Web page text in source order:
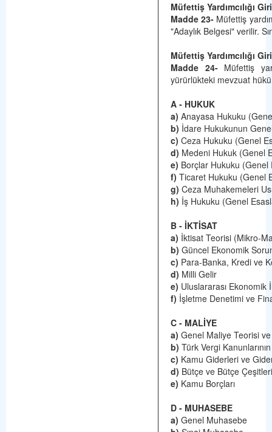
Müfettiş Yardımcılığı
Madde 23- Müfettiş
"Adaylık Belgesi" verilir.
Müfettiş Yardımcılığı
Madde 24-Müfettiş
yürürlükteki mevzuat
A - HUKUK
a) Anayasa Hukuku
b) İdare Hukukunun
c) Ceza Hukuku (Genel
d) Medeni Hukuk (Genel
e) Borçlar Hukuku (Genel
f) Ticaret Hukuku (Genel
g) Ceza Muhakemeleri
h) İş Hukuku (Genel
B - İKTİSAT
a) İktisat Teorisi (Mikro-
b) Güncel Ekonomik
c) Para-Banka, Kredi ve
d) Milli Gelir
e) Uluslararası
f) İşletme Denetimi ve
C - MALİYE
a) Genel Maliye Teorisi
b) Türk Vergi
c) Kamu Giderleri ve
d) Bütçe ve Bütçe Çeşitleri
e) Kamu Borçları
D - MUHASEBE
a) Genel Muhasebe